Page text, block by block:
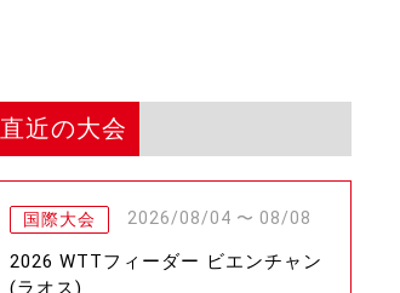
直近の大会
国際大会 2026/08/04 〜 08/08
2026 WTTフィーダー ビエンチャン
(ラオス)